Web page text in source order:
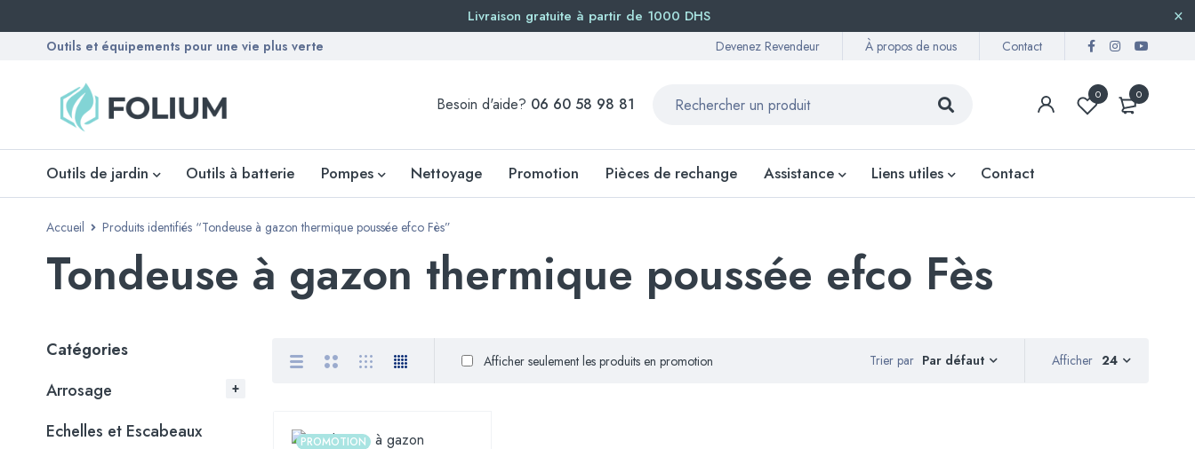
Livraison gratuite à partir de 1000 DHS
Outils et équipements pour une vie plus verte Devenez Revendeur À propos de nous Contact
0
0
Besoin d'aide? 06 60 58 98 81
Outils de jardin Outils à batterie Pompes Nettoyage Promotion Pièces de rechange Assistance Liens utiles Contact
Accueil Produits identifiés “Tondeuse à gazon thermique poussée efco Fès”
Tondeuse à gazon thermique poussée efco Fès
Catégories
Arrosage
Echelles et Escabeaux
Trier par Par défaut
Afficher seulement les produits en promotion Afficher 24
PROMOTION